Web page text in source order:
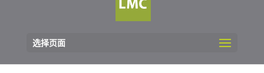
选择页面